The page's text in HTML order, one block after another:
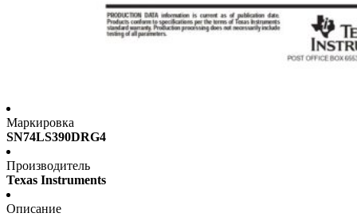
Маркировка
SN74LS390DRG4
Производитель
Texas Instruments
Описание